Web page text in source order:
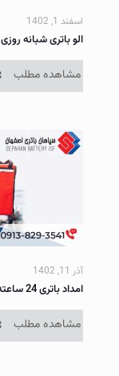
اسفند 1, 1402
الو باتری شبانه
مشاهده مطلب
آذر 11, 1402
امداد باتری 24 ساعته سپاهان باتری اصفهان
مشاهده مطلب